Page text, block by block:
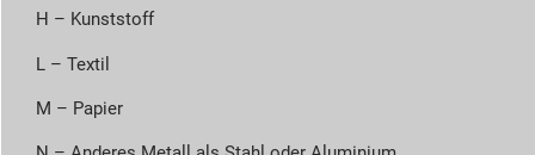
H – Kunststoff
L – Textil
M – Papier